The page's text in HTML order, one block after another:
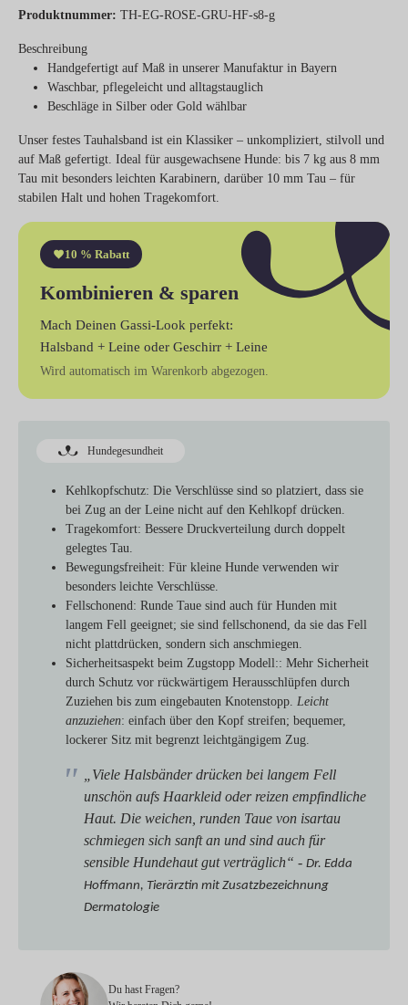
Produktnummer: TH-EG-ROSE-GRU-HF-s8-g
Beschreibung
Handgefertigt auf Maß in unserer Manufaktur in Bayern
Waschbar, pflegeleicht und alltagstauglich
Beschläge in Silber oder Gold wählbar
Unser festes Tauhalsband ist ein Klassiker – unkompliziert, stilvoll und
auf Maß gefertigt. Ideal für ausgewachsene Hunde: bis 7 kg aus 8 mm
Tau mit besonders leichten Karabinern, darüber 10 mm Tau – für
stabilen Halt und hohen Tragekomfort.
10 % Rabatt
Kombinieren & sparen
Mach Deinen Gassi-Look perfekt:
Halsband + Leine oder Geschirr + Leine
Wird automatisch im Warenkorb abgezogen.
Hundegesundheit
Kehlkopfschutz: Die Verschlüsse sind so platziert, dass sie
bei Zug an der Leine nicht auf den Kehlkopf drücken.
Tragekomfort: Bessere Druckverteilung durch doppelt
gelegtes Tau.
Bewegungsfreiheit: Für kleine Hunde verwenden wir
besonders leichte Verschlüsse.
Fellschonend: Runde Taue sind auch für Hunden mit
langem Fell geeignet; sie sind fellschonend, da sie das Fell
nicht plattdrücken, sondern sich anschmiegen.
Sicherheitsaspekt beim Zugstopp Modell:: Mehr Sicherheit
durch Schutz vor rückwärtigem Herausschlüpfen durch
Zuziehen bis zum eingebauten Knotenstopp. Leicht
anzuziehen: einfach über den Kopf streifen; bequemer,
lockerer Sitz mit begrenzt leichtgängigem Zug.
„Viele Halsbänder drücken bei langem Fell
unschön aufs Haarkleid oder reizen empfindliche
Haut. Die weichen, runden Taue von isartau
schmiegen sich sanft an und sind auch für
sensible Hundehaut gut verträglich“ - Dr. Edda
Hoffmann, Tierärztin mit Zusatzbezeichnung
Dermatologie
Du hast Fragen?